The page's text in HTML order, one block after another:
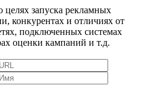
запуска рекламных
конкурентах и отличиях от
подключенных системах
оценки кампаний и т.д.